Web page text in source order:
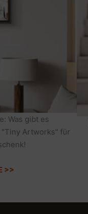
Was gibt es
"Tiny Artworks" für
>>